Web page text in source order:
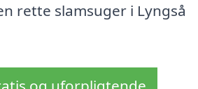
rette slamsuger i Lyngså